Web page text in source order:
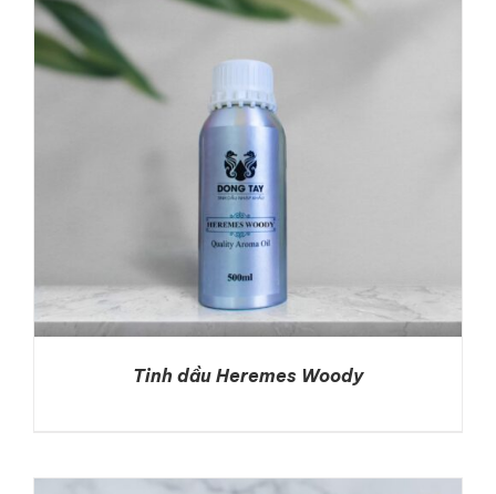
DETAILS
Tinh dầu Heremes Woody